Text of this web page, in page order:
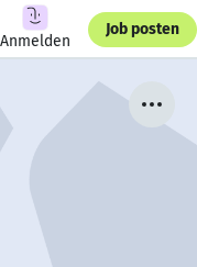
Anmelden
Job posten